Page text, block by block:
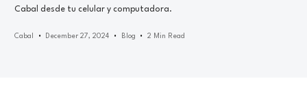
Cabal desde tu celular y computadora.
Cabal December 27, 2024 Blog 2 Min Read